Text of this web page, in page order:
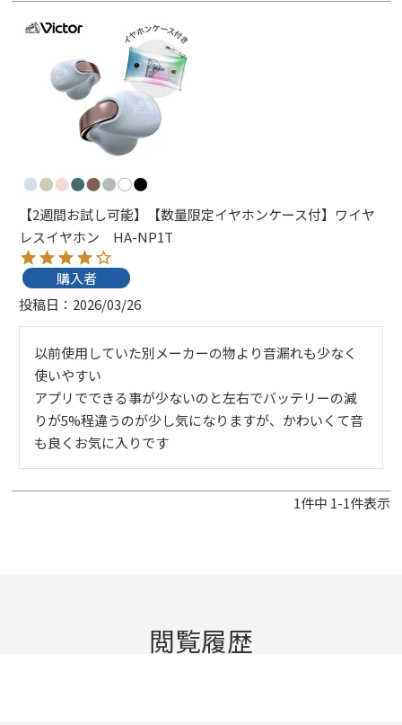
【2週間お試し可能】【数量限定イヤホンケース付】ワイヤ
レスイヤホン HA-NP1T
購入者
投稿日
2026/03/26
以前使用していた別メーカーの物より音漏れも少なく
使いやすい
アプリでできる事が少ないのと左右でバッテリーの減
りが5%程違うのが少し気になりますが、かわいくて音
も良くお気に入りです
1件中 1-1件表示
閲覧履歴